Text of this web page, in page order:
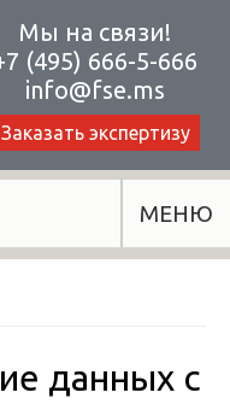
Мы на связи!
(495) 666-5-666
info@fse.ms
Заказать экспертизу
МЕНЮ
данных с